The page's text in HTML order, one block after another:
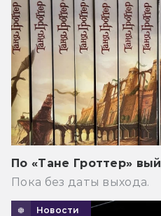
По «Тане Гроттер»
Пока без даты выхода.
Новости